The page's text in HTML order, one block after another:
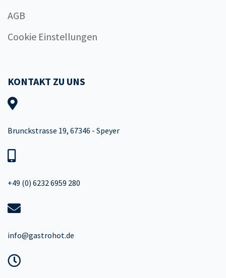
AGB
Cookie Einstellungen
KONTAKT ZU UNS
Brunckstrasse 19, 67346 - Speyer
+49 (0) 6232 6959 280
info@gastrohot.de